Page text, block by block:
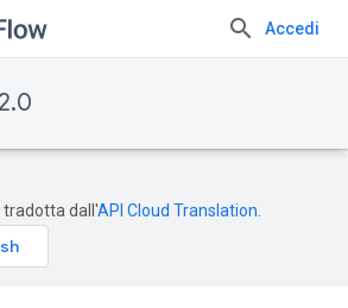
Accedi
tradotta dall'API Cloud Translation